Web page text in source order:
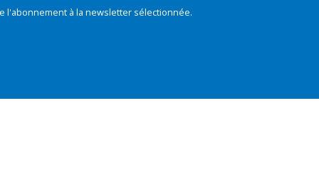
à la newsletter sélectionnée.